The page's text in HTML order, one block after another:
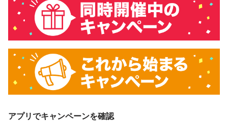
アプリでキャンペーンを確認